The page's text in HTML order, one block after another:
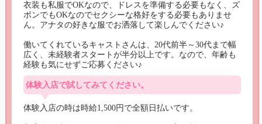
衣装も私服でOKなので、ドレスを準備する必要もなく、ズ
ボンでもOKなのでセクシーな格好をする必要もありませ
ん。アナタの好きな服でお洒落して楽しんでください♪
働いてくれているキャストさんは、20代前半～30代まで幅
広く、未経験者スタートが半分以上です。なので、年齢も
経験も気にせずご応募ください♪
体験入店で試してみてください。
体験入店の時は時給1,500円で全額日払いです。